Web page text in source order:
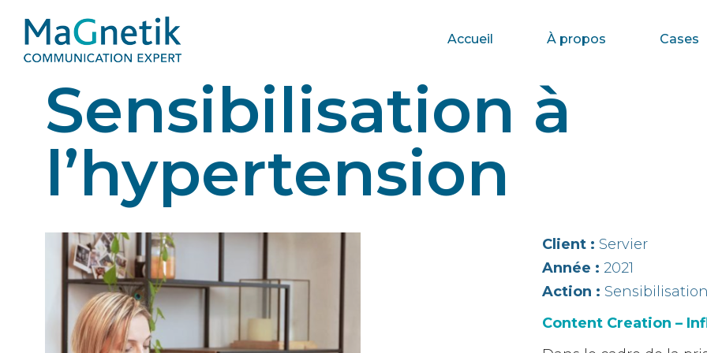
Accueil À propos Cases
Sensibilisation à
l’hypertension
Client : Servier
Année : 2021
Action :
Content Creation –